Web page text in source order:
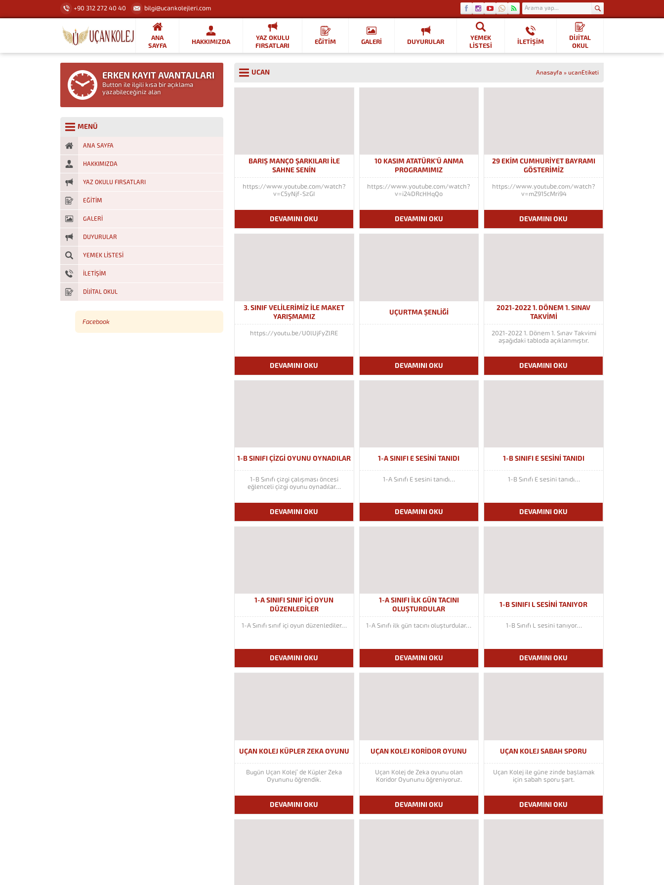
+90 312 272 40 40 bilgi@ucankolejleri.com
ANA
SAYFA
HAKKIMIZDA
YAZ OKULU
FIRSATLARI
EĞİTİM GALERİ DUYURULAR
YEMEK
LISTESI
İLETİŞİM
DİJİTAL
OKUL
UCAN Anasayfa » ucanEtiketi
BARIŞ MANÇO ŞARKILARI İLE
SAHNE SENİN
https://www.youtube.com/watch?
v=C5yNjf-SzGI
DEVAMINI OKU
10 KASIM ATATÜRK’Ü ANMA
PROGRAMIMIZ
https://www.youtube.com/watch?
v=i24DRcHHqQo
DEVAMINI OKU
29 EKİM CUMHURİYET BAYRAMI
GÖSTERİMİZ
https://www.youtube.com/watch?
v=mZ915cMri94
DEVAMINI OKU
3. SINIF VELILERIMIZ ILE MAKET
YARIŞMAMIZ
https://youtu.be/U0lUjFyZlRE
DEVAMINI OKU
UÇURTMA ŞENLIĞI
DEVAMINI OKU
2021-2022 1. DÖNEM 1. SINAV
TAKVIMI
2021-2022 1. Dönem 1. Sınav Takvimi
aşağıdaki tabloda açıklanmıştır.
DEVAMINI OKU
1-B SINIFI ÇIZGI OYUNU OYNADILAR
1-B Sınıfı çizgi çalışması öncesi
eğlenceli çizgi oyunu oynadılar…
DEVAMINI OKU
1-A SINIFI E SESINI TANIDI
1-A Sınıfı E sesini tanıdı…
DEVAMINI OKU
1-B SINIFI E SESINI TANIDI
1-B Sınıfı E sesini tanıdı…
DEVAMINI OKU
1-A SINIFI SINIF IÇI OYUN
DÜZENLEDILER
1-A Sınıfı sınıf içi oyun düzenlediler…
DEVAMINI OKU
1-A SINIFI ILK GÜN TACINI
OLUŞTURDULAR
1-A Sınıfı ilk gün tacını oluşturdular…
DEVAMINI OKU
1-B SINIFI L SESINI TANIYOR
1-B Sınıfı L sesini tanıyor…
DEVAMINI OKU
UÇAN KOLEJ KÜPLER ZEKA OYUNU
Bugün Uçan Kolej’ de Küpler Zeka
Oyununu öğrendik.
DEVAMINI OKU
UÇAN KOLEJ KORIDOR OYUNU
Uçan Kolej de Zeka oyunu olan
Koridor Oyununu öğreniyoruz.
DEVAMINI OKU
UÇAN KOLEJ SABAH SPORU
Uçan Kolej ile güne zinde başlamak
için sabah sporu şart.
DEVAMINI OKU
ERKEN KAYIT AVANTAJLARI
Button ile ilgili kısa bir açıklama
yazabileceğiniz alan
MENÜ
ANA SAYFA
HAKKIMIZDA
YAZ OKULU FIRSATLARI
EĞİTİM
GALERİ
DUYURULAR
YEMEK LISTESI
İLETİŞİM
DİJİTAL OKUL
Facebook